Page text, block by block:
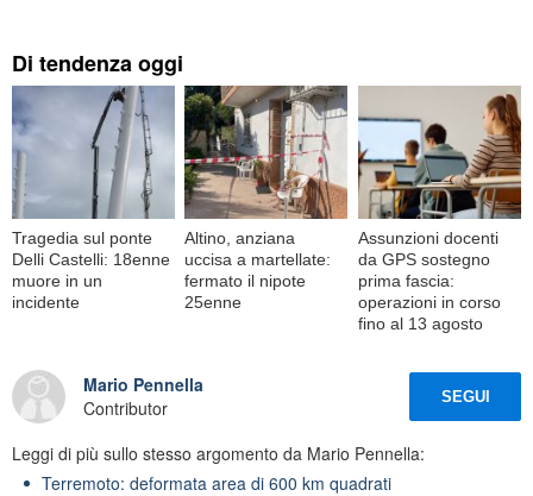
Di tendenza oggi
Tragedia sul ponte
Delli Castelli: 18enne
muore in un
incidente
Altino, anziana
uccisa a martellate:
fermato il nipote
25enne
Assunzioni docenti
da GPS sostegno
prima fascia:
operazioni in corso
fino al 13 agosto
Mario Pennella
Contributor
SEGUI
Leggi di più sullo stesso argomento da Mario Pennella:
Terremoto: deformata area di 600 km quadrati